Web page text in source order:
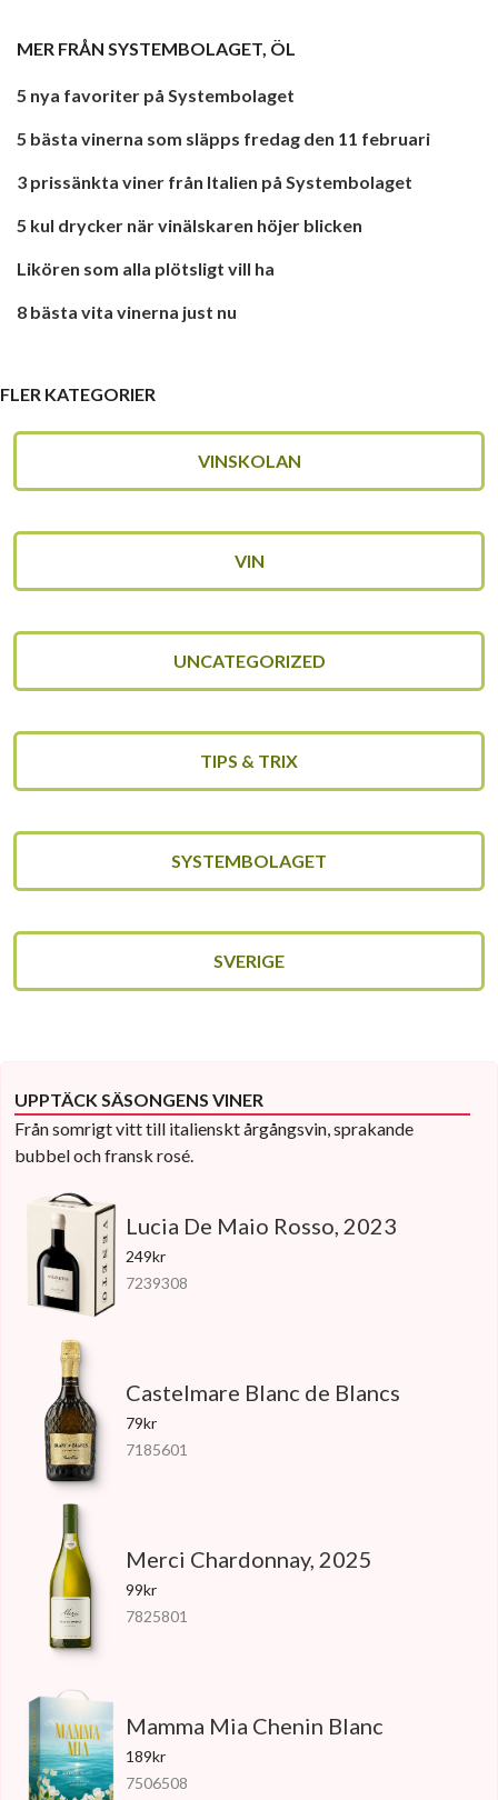
MER FRÅN SYSTEMBOLAGET, ÖL
5 nya favoriter på Systembolaget
5 bästa vinerna som släpps fredag den 11 februari
3 prissänkta viner från Italien på Systembolaget
5 kul drycker när vinälskaren höjer blicken
Likören som alla plötsligt vill ha
8 bästa vita vinerna just nu
FLER KATEGORIER
VINSKOLAN
VIN
UNCATEGORIZED
TIPS & TRIX
SYSTEMBOLAGET
SVERIGE
UPPTÄCK SÄSONGENS VINER
Från somrigt vitt till italienskt årgångsvin, sprakande
bubbel och fransk rosé.
Lucia De Maio Rosso, 2023
249kr
7239308
Castelmare Blanc de Blancs
79kr
7185601
Merci Chardonnay, 2025
99kr
7825801
Mamma Mia Chenin Blanc
189kr
7506508